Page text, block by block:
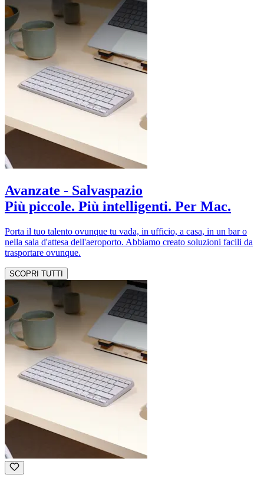
Avanzate - Salvaspazio
Più piccole. Più intelligenti. Per Mac.
Porta il tuo talento ovunque tu vada, in ufficio, a casa, in un bar o
nella sala d'attesa dell'aeroporto. Abbiamo creato soluzioni facili da
trasportare ovunque.
SCOPRI TUTTI